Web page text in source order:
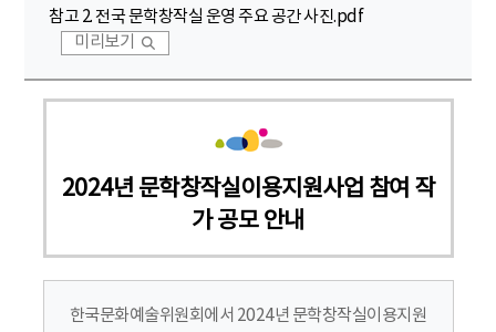
참고 2. 전국 문학창작실 운영 주요 공간 사진.pdf
미리보기
2024년 문학창작실이용지원사업 참여 작
가 공모 안내
한국문화예술위원회에서 2024년 문학창작실이용지원